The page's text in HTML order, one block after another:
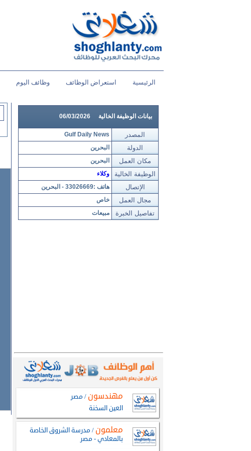
الرئيسية استعراض الوظائف وظائف اليوم
بيانات الوظيفة الخالية 06/03/2026
Gulf Daily News المصدر
البحرين الدولة
البحرين مكان العمل
وكلاء الوظيفة الخالية
هاتف :33026669 - البحرين الإتصال
خاص مجال العمل
مبيعات تفاصيل الخبرة